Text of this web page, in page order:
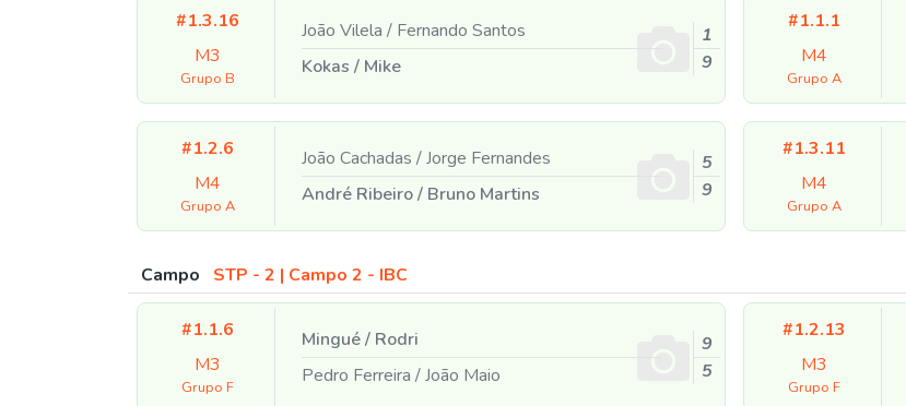
#1.3.16
M3
Grupo B
João Vilela /Fernando Santos
Kokas /Mike
1
9
#1.1.1
M4
Grupo A
#1.2.6
M4
Grupo A
João Cachadas /Jorge Fernandes
André Ribeiro/Bruno Martins
5
9
#1.3.11
M4
Grupo A
Campo STP - 2 | Campo 2 - IBC
#1.1.6
M3
Grupo F
Mingué/Rodri
Pedro Ferreira /João Maio
9
5
#1.2.13
M3
Grupo F